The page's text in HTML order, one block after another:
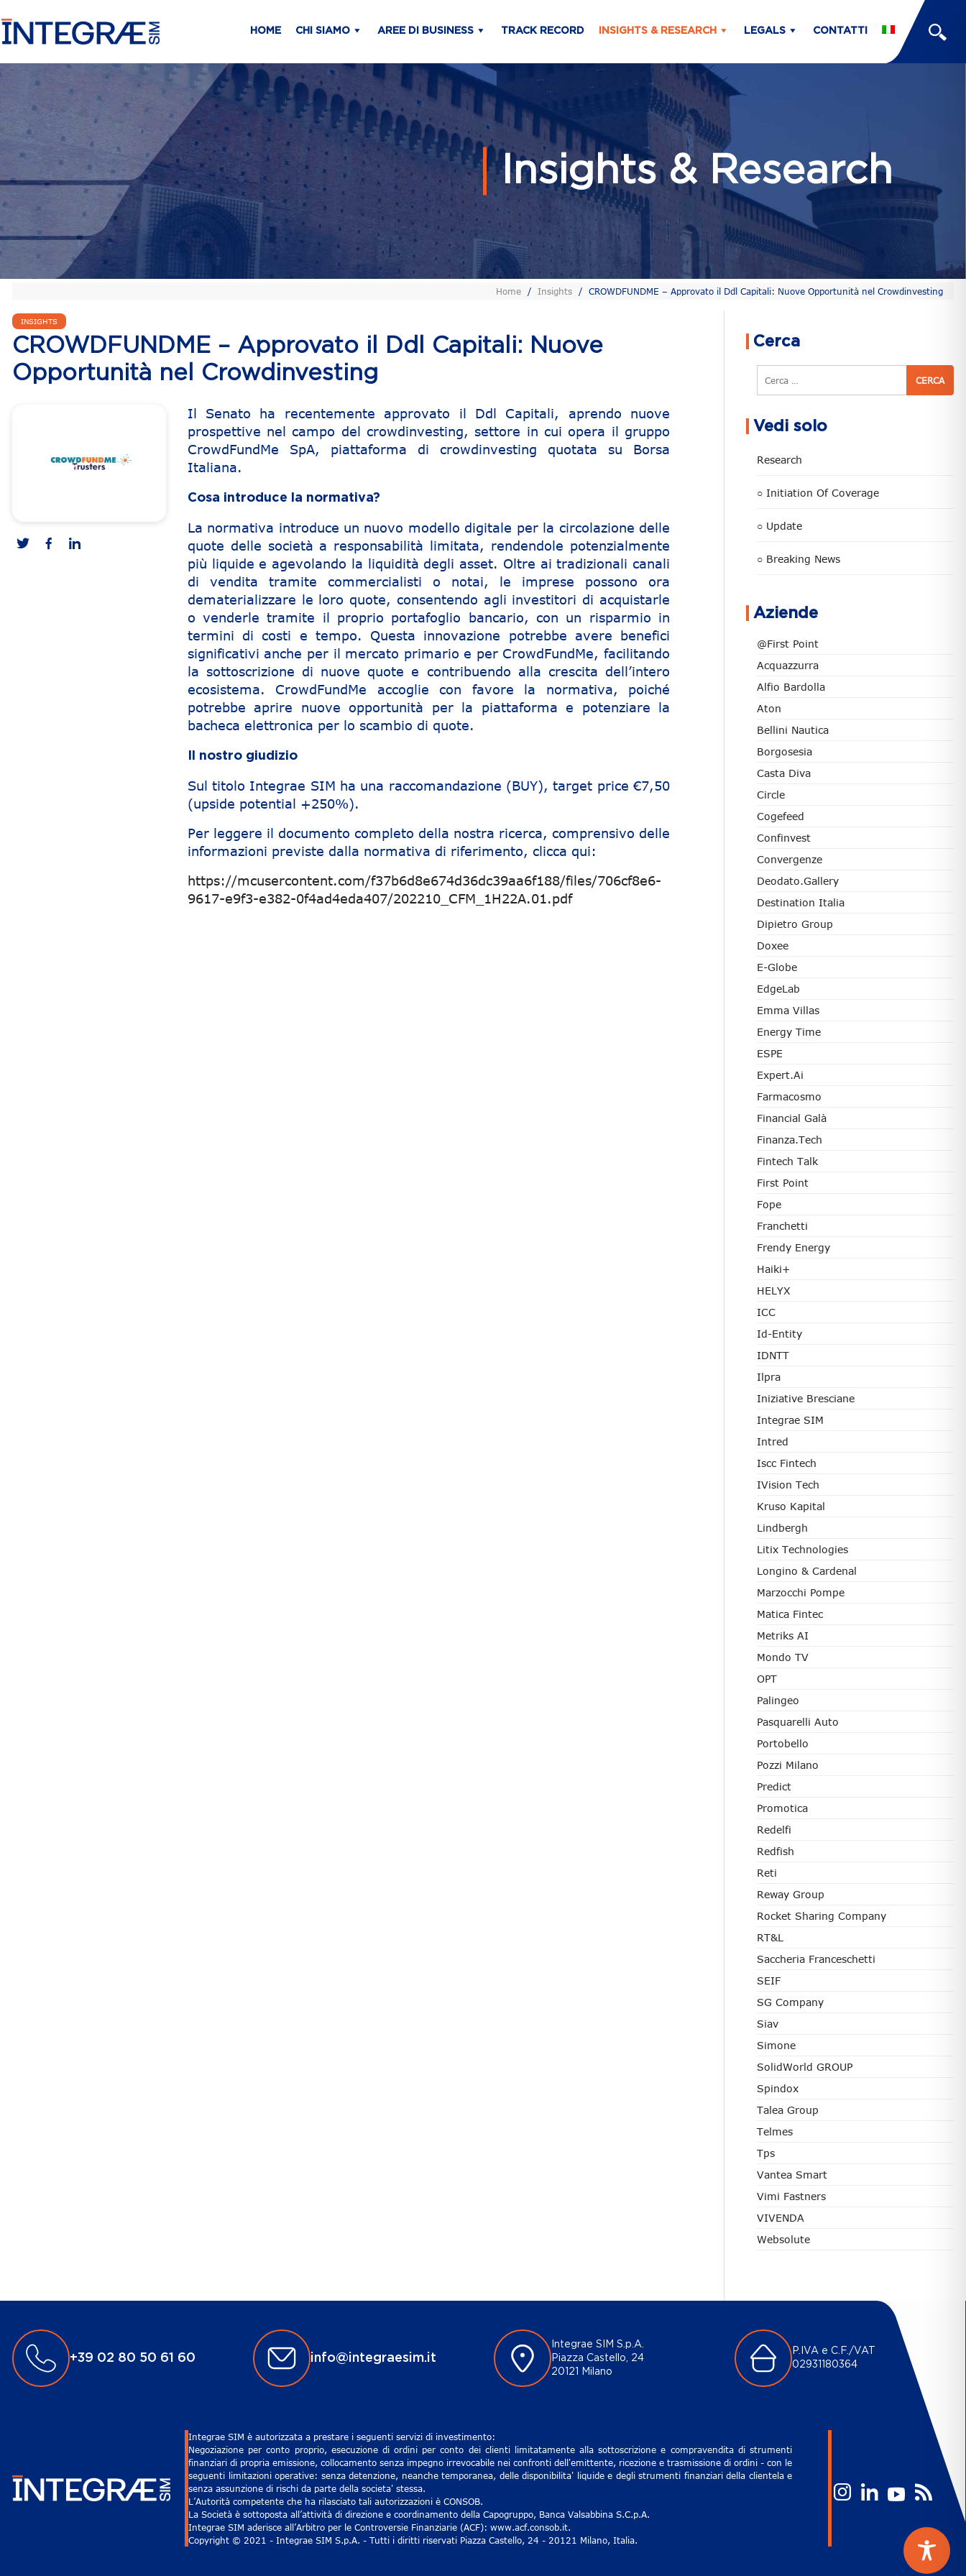
HOME CHI SIAMO AREE DI BUSINESS TRACK RECORD INSIGHTS & RESEARCH LEGALS CONTATTI
Insights & Research
Home / Insights / CROWDFUNDME – Approvato il Ddl Capitali: Nuove Opportunità nel Crowdinvesting
INSIGHTS
CROWDFUNDME – Approvato il Ddl Capitali: Nuove
Opportunità nel Crowdinvesting
Il Senato ha recentemente approvato il Ddl Capitali, aprendo nuove
prospettive nel campo del crowdinvesting, settore in cui opera il gruppo
CrowdFundMe SpA, piattaforma di crowdinvesting quotata su Borsa
Italiana.
Cosa introduce la normativa?
La normativa introduce un nuovo modello digitale per la circolazione delle
quote delle società a responsabilità limitata, rendendole potenzialmente
più liquide e agevolando la liquidità degli asset. Oltre ai tradizionali canali
di vendita tramite commercialisti o notai, le imprese possono ora
dematerializzare le loro quote, consentendo agli investitori di acquistarle
o venderle tramite il proprio portafoglio bancario, con un risparmio in
termini di costi e tempo. Questa innovazione potrebbe avere benefici
significativi anche per il mercato primario e per CrowdFundMe, facilitando
la sottoscrizione di nuove quote e contribuendo alla crescita dell’intero
ecosistema. CrowdFundMe accoglie con favore la normativa, poiché
potrebbe aprire nuove opportunità per la piattaforma e potenziare la
bacheca elettronica per lo scambio di quote.
Il nostro giudizio
Sul titolo Integrae SIM ha una raccomandazione (BUY), target price €7,50
(upside potential +250%).
Per leggere il documento completo della nostra ricerca, comprensivo delle
informazioni previste dalla normativa di riferimento, clicca qui:
https://mcusercontent.com/f37b6d8e674d36dc39aa6f188/files/706cf8e6-
9617-e9f3-e382-0f4ad4eda407/202210_CFM_1H22A.01.pdf
Cerca
Cerca
Vedi solo
Research
○ Initiation Of Coverage
○ Update
○ Breaking News
Aziende
@First Point
Acquazzurra
Alfio Bardolla
Aton
Bellini Nautica
Borgosesia
Casta Diva
Circle
Cogefeed
Confinvest
Convergenze
Deodato.Gallery
Destination Italia
Dipietro Group
Doxee
E-Globe
EdgeLab
Emma Villas
Energy Time
ESPE
Expert.ai
Farmacosmo
Financial Galà
Finanza.tech
Fintech Talk
First Point
Fope
Franchetti
Frendy Energy
Haiki+
HELYX
ICC
Id-Entity
IDNTT
Ilpra
Iniziative Bresciane
Integrae SIM
Intred
Iscc Fintech
IVision Tech
Kruso Kapital
Lindbergh
Litix Technologies
Longino & Cardenal
Marzocchi Pompe
Matica Fintec
Metriks AI
Mondo TV
OPT
Palingeo
Pasquarelli Auto
Portobello
Pozzi Milano
Predict
Promotica
Redelfi
Redfish
Reti
Reway Group
Rocket Sharing Company
RT&L
Saccheria Franceschetti
SEIF
SG Company
Siav
Simone
SolidWorld GROUP
Spindox
Talea Group
Telmes
Tps
Vantea Smart
Vimi Fastners
VIVENDA
Websolute
+39 02 80 50 61 60 info@integraesim.it
Integrae SIM S.p.A.
Piazza Castello, 24
20121 Milano
P.IVA e C.F./VAT
02931180364
Integrae SIM è autorizzata a prestare i seguenti servizi di investimento:
Negoziazione per conto proprio, esecuzione di ordini per conto dei clienti limitatamente alla sottoscrizione e compravendita di strumenti
finanziari di propria emissione, collocamento senza impegno irrevocabile nei confronti dell'emittente, ricezione e trasmissione di ordini - con le
seguenti limitazioni operative: senza detenzione, neanche temporanea, delle disponibilita' liquide e degli strumenti finanziari della clientela e
senza assunzione di rischi da parte della societa' stessa.
L’Autorità competente che ha rilasciato tali autorizzazioni è CONSOB.
La Società è sottoposta all’attività di direzione e coordinamento della Capogruppo, Banca Valsabbina S.C.p.A.
Integrae SIM aderisce all’Arbitro per le Controversie Finanziarie (ACF): www.acf.consob.it.
Copyright © 2021 - Integrae SIM S.p.A. - Tutti i diritti riservati Piazza Castello, 24 - 20121 Milano, Italia.